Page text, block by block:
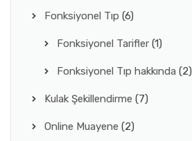
Fonksiyonel Tıp (6)
Fonksiyonel Tarifler (1)
Fonksiyonel Tıp hakkında (2)
Kulak Şekillendirme (7)
Online Muayene (2)